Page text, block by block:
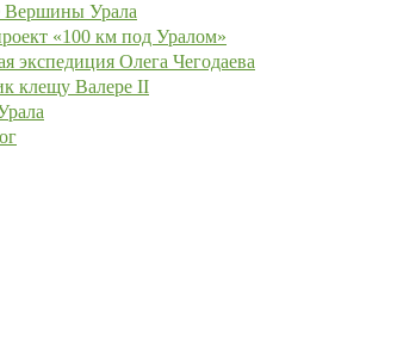
Урала
«100 км под Уралом»
экспедиция Олега Чегодаева
клещу Валере II